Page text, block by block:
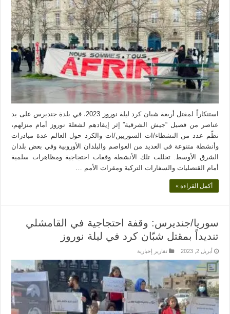
استنكاراً لمقتل أربعة شبان كرد ليلة نوروز 2023، في بلدة جنديرس على يد
عناصر من فصيل “جيش الشرقية” إثر إيقادهم لشعلة نوروز أمام منزلهم،
نظّم عدد من النشطاء/ات السوريين/ات والكرد حول العالم عدة مبادرات
وأنشطة متنوعة في العديد من العواصم والبلدان الأوروبية وفي بعض بلدان
الشرق الأوسط. تخللت تلك الأنشطة وقفات احتجاجية ومظاهرات سلمية
أمام القنصليات والسفارات التركية ومقرات الأمم …
أكمل القراءة »
سوريا/جنديرس: وقفة احتجاجية في القامشلي
تنديداً بمقتل شبّان كرد في ليلة نوروز
أبريل 2, 2023 تقارير إخبارية